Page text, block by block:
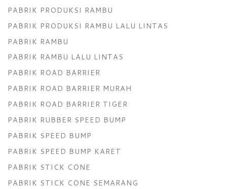
PABRIK PRODUKSI RAMBU
PABRIK PRODUKSI RAMBU LALU LINTAS
PABRIK RAMBU
PABRIK RAMBU LALU LINTAS
PABRIK ROAD BARRIER
PABRIK ROAD BARRIER MURAH
PABRIK ROAD BARRIER TIGER
PABRIK RUBBER SPEED BUMP
PABRIK SPEED BUMP
PABRIK SPEED BUMP KARET
PABRIK STICK CONE
PABRIK STICK CONE SEMARANG